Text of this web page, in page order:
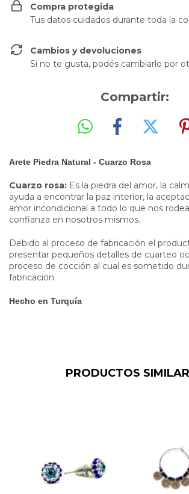
Compra protegida
Tus datos cuidados durante toda la
Cambios y devoluciones
Si no te gusta, podés cambiarlo por
Compartir:
Arete Piedra Natural - Cuarzo Rosa
Cuarzo rosa: Es la piedra del amor, la
ayuda a encontrar la paz interior, la
amor incondicional a todo lo que nos
confianza en nosotros mismos.
Debido al proceso de fabricación el
presentar pequeños detalles de cuarteo
proceso de cocción al cual es sometido
fabricación
Hecho en Turquía
PRODUCTOS